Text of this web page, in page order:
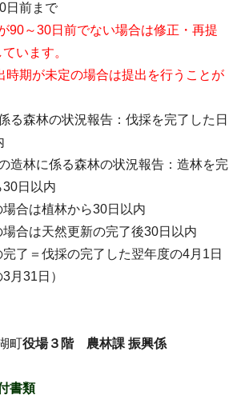
日前まで
90～30日前でない場合は修正・再提
います。
期が未定の場合は提出を行うことが
る森林の状況報告：伐採を完了した日
造林に係る森林の状況報告：造林を完
日以内
合は植林から30日以内
合は天然更新の完了後30日以内
完了＝伐採の完了した翌年度の4月1日
月31日）
役場３階 農林課 振興係
書類